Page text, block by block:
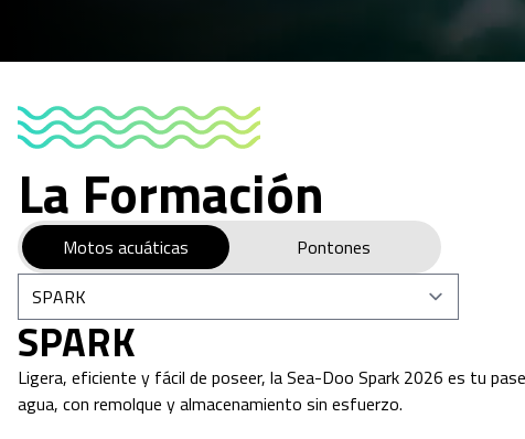
La Formación
Motos acuáticas Pontones
SPARK
Ligera, eficiente y fácil de poseer, la Sea-Doo Spark 2026 es tu
agua, con remolque y almacenamiento sin esfuerzo.